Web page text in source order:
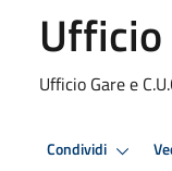
Ufficio
Ufficio Gare e
Condividi